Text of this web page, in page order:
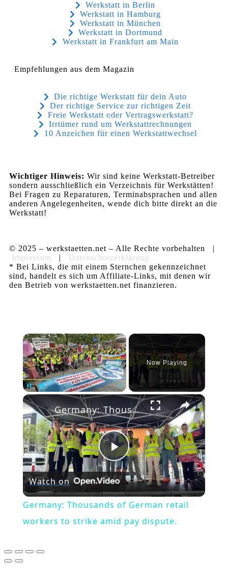
Werkstatt in Berlin
Werkstatt in Hamburg
Werkstatt in München
Werkstatt in Dortmund
Werkstatt in Frankfurt am Main
Empfehlungen aus dem Magazin
Die richtige Werkstatt für dein Auto
Der richtige Service zur richtigen Zeit
Freie Werkstatt oder Vertragswerkstatt?
Irrtümer rund um Werkstattrechnungen
10 Anzeichen für einen Werkstattwechsel
Wichtiger Hinweis: Wir sind keine Werkstatt-Betreiber
sondern ausschließlich ein Verzeichnis für Werkstätten!
Bei Fragen zu Reparaturen, Terminabsprachen und allen
anderen Angelegenheiten, wende dich bitte direkt an die
Werkstatt!
© 2025 – werkstaetten.net – Alle Rechte vorbehalten |
Impressum
| Datenschutzerklärung
* Bei Links, die mit einem Sternchen gekennzeichnet
sind, handelt es sich um Affiliate-Links, mit denen wir
den Betrieb von werkstaetten.net finanzieren.
×
Pause Fullscreen
Now Playing
×
Play
Video
Germany: Thousands of German retail workers to strike amid pay dispute.
Watch on
Germany: Thousands of German retail
workers to strike amid pay dispute.